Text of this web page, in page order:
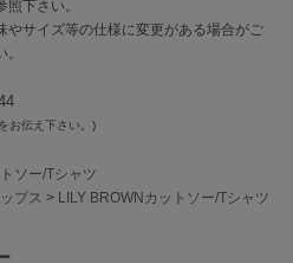
下さい。
サイズ等の仕様に変更がある場合がご
お伝え下さい。)
ソー/Tシャツ
プス > LILY BROWNカットソー/Tシャツ